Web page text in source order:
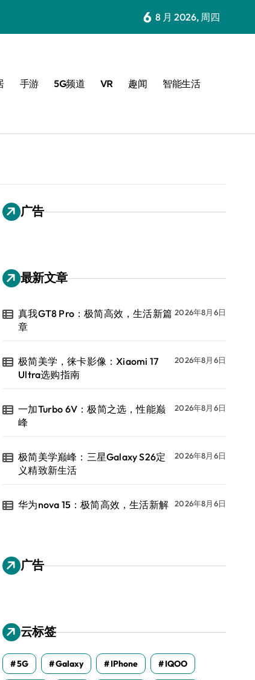
6 8 月 2026, 周四
手游 5G频道 VR 趣闻 智能生活
广告
最新文章
真我GT8 Pro：极简高效，生活新篇
章
2026年8月6日
极简美学，徕卡影像：Xiaomi 17
Ultra选购指南
2026年8月6日
一加Turbo 6V：极简之选，性能巅
峰
2026年8月6日
极简美学巅峰：三星Galaxy S26定
义精致新生活
2026年8月6日
华为nova 15：极简高效，生活新解 2026年8月6日
广告
云标签
5G Galaxy IPhone IQOO